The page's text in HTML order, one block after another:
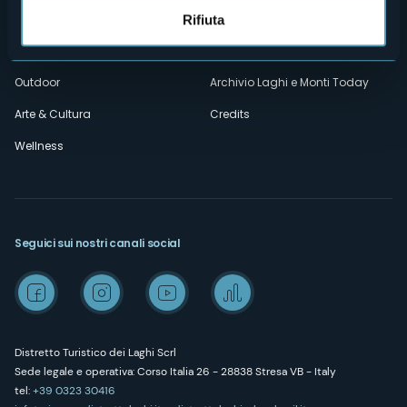
Rifiuta
Esperienze
Outdoor
Arte & Cultura
Wellness
Wedding
Media Room
Archivio Laghi e Monti Today
Credits
Distretto Turistico dei Laghi Scrl
Sede legale e operativa: Corso Italia 26 - 28838 Stresa VB - Italy
tel:+39 0323 30416
Seguici sui nostri canali social